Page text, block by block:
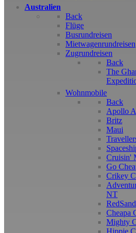
Australien
Back
Flüge
Busrundreisen
Mietwagenrundreisen
Zugrundreisen
Back
The
Wohnmobile
Back
Apollo
Britz
Maui
Cruisin'
Go
Crikey
NT
Cheapa
Mighty
Hippie